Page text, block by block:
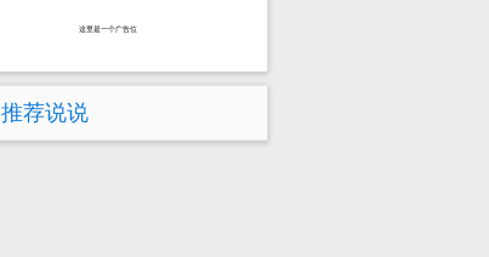
这里是一个广告位
推荐说说